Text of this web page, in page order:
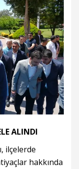
ALINDI
ilçelerde
hakkında